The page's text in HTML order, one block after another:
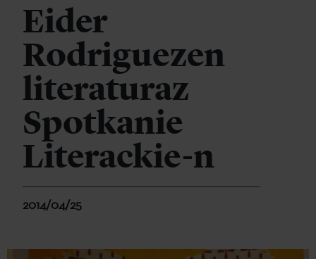
Eider
Rodriguezen
literaturaz
Spotkanie
Literackie-n
2014/04/25